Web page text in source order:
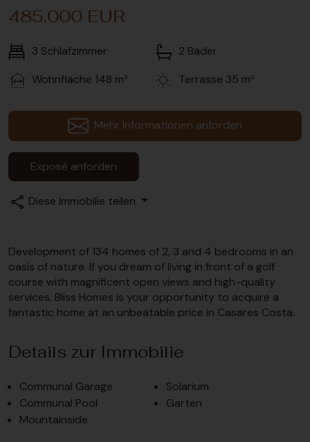
485.000 EUR
3 Schlafzimmer 2 Bäder
Wohnfläche 148 m² Terrasse 35 m²
Mehr Informationen anforden
Exposé anforden
Diese Immobilie teilen
Development of 134 homes of 2, 3 and 4 bedrooms in an
oasis of nature. If you dream of living in front of a golf
course with magnificent open views and high-quality
services, Bliss Homes is your opportunity to acquire a
fantastic home at an unbeatable price in Casares Costa.
Details zur Immobilie
Communal Garage
Communal Pool
Mountainside
Solarium
Garten